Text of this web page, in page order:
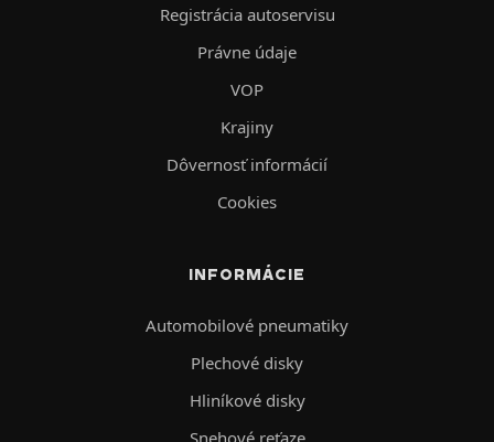
Registrácia autoservisu
Právne údaje
VOP
Krajiny
Dôvernosť informácií
Cookies
INFORMÁCIE
Automobilové pneumatiky
Plechové disky
Hliníkové disky
Snehové reťaze